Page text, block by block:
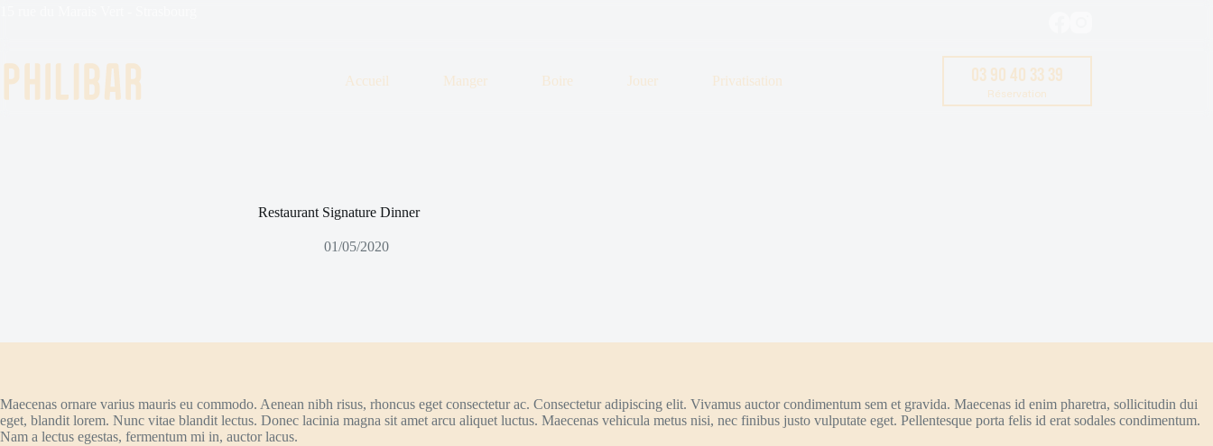
Accueil Manger Boire Jouer Privatisation 03 90 40 33 39
Réservation
Restaurant Signature Dinner
01/05/2020
Maecenas ornare varius mauris eu commodo. Aenean nibh risus, rhoncus eget consectetur ac. Consectetur adipiscing elit. Vivamus auctor condimentum sem et gravida. Maecenas id enim pharetra, sollicitudin dui
eget, blandit lorem. Nunc vitae blandit lectus. Donec lacinia magna sit amet arcu aliquet luctus. Maecenas vehicula metus nisi, nec finibus justo vulputate eget. Pellentesque porta felis id erat sodales condimentum.
Nam a lectus egestas, fermentum mi in, auctor lacus.